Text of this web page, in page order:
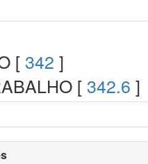
[ 342 ]
[ 342.6 ]